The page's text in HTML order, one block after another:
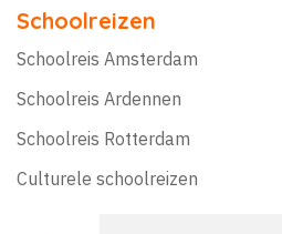
Schoolreizen
Schoolreis Amsterdam
Schoolreis Ardennen
Schoolreis Rotterdam
Culturele schoolreizen